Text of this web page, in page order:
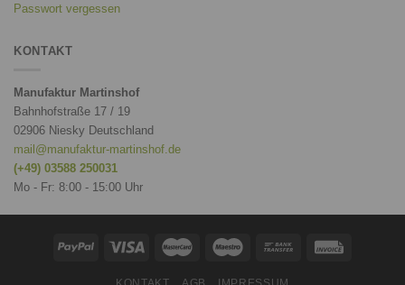
Passwort vergessen
KONTAKT
Manufaktur Martinshof
Bahnhofstraße 17 / 19
02906 Niesky Deutschland
mail@manufaktur-martinshof.de
(+49) 03588 250031
Mo - Fr: 8:00 - 15:00 Uhr